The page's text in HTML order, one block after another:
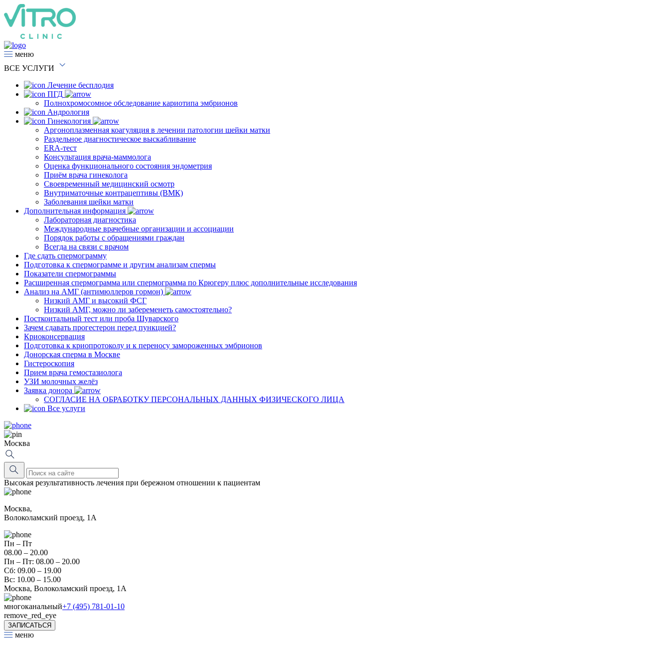
меню
ВСЕ УСЛУГИ
Лечение бесплодия
ПГД
Полнохромосомное обследование кариотипа эмбрионов
Андрология
Гинекология
Аргоноплазменная коагуляция в лечении патологии шейки матки
Раздельное диагностическое выскабливание
ERA-тест
Консультация врача-маммолога
Оценка функционального состояния эндометрия
Приём врача гинеколога
Своевременный медицинский осмотр
Внутриматочные контрацептивы (ВМК)
Заболевания шейки матки
Дополнительная информация
Лабораторная диагностика
Международные врачебные организации и ассоциации
Порядок работы с обращениями граждан
Всегда на связи с врачом
Где сдать спермограмму
Подготовка к спермограмме и другим анализам спермы
Показатели спермограммы
Расширенная спермограмма или спермограмма по Крюгеру плюс дополнительные исследования
Анализ на АМГ (антимюллеров гормон)
Низкий АМГ и высокий ФСГ
Низкий АМГ, можно ли забеременеть самостоятельно?
Посткоитальный тест или проба Шуварского
Зачем сдавать прогестерон перед пункцией?
Криоконсервация
Подготовка к криопротоколу и к переносу замороженных эмбрионов
Донорская сперма в Москве
Гистероскопия
Прием врача гемостазиолога
УЗИ молочных желёз
Заявка донора
СОГЛАСИЕ НА ОБРАБОТКУ ПЕРСОНАЛЬНЫХ ДАННЫХ ФИЗИЧЕСКОГО ЛИЦА
Все услуги
Москва
Высокая результативность лечения при бережном отношении к пациентам
Москва,
Волоколамский проезд, 1А
Пн – Пт
08.00 – 20.00
Пн – Пт: 08.00 – 20.00
Сб: 09.00 – 19.00
Вс: 10.00 – 15.00
Москва, Волоколамский проезд, 1А
многоканальный+7 (495) 781-01-10
remove_red_eye
ЗАПИСАТЬСЯ
меню